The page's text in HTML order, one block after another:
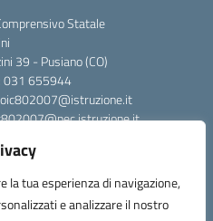
la tua esperienza di navigazione,
e analizzare il nostro
Statale
39 - Pusiano (CO)
031 655944